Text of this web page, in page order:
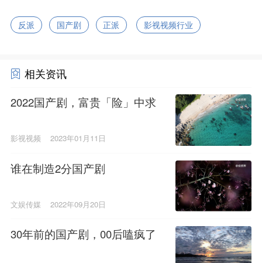
反派 国产剧 正派 影视视频行业
相关资讯
2022国产剧，富贵「险」中求
影视视频 2023年01月11日
谁在制造2分国产剧
文娱传媒 2022年09月20日
30年前的国产剧，00后嗑疯了